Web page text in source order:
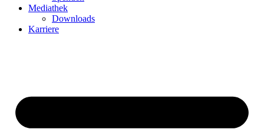
Mediathek
Downloads
Karriere